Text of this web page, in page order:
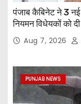
पंजाब कैबिनेट ने 3
नियमन विधेयकों को
Aug 7, 2026
PUNJAB NEWS